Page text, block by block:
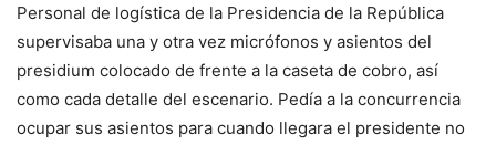
Personal de logística de la Presidencia de la República
supervisaba una y otra vez micrófonos y asientos del
presidium colocado de frente a la caseta de cobro, así
como cada detalle del escenario. Pedía a la concurrencia
ocupar sus asientos para cuando llegara el presidente no